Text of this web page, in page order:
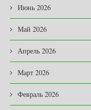
Июнь 2026
Май 2026
Апрель 2026
Март 2026
Февраль 2026